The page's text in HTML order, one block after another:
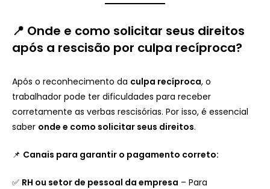
📍 Onde e como solicitar seus direitos
após a rescisão por culpa recíproca?
Após o reconhecimento da culpa recíproca, o
trabalhador pode ter dificuldades para receber
corretamente as verbas rescisórias. Por isso, é essencial
saber onde e como solicitar seus direitos.
📌 Canais para garantir o pagamento correto:
✅ RH ou setor de pessoal da empresa – Para